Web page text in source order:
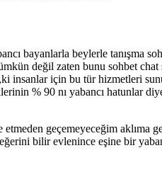
bayanlarla beylerle tanışma
değil zaten bunu sohbet
insanlar için bu tür hizmetleri
% 90 nı yabancı hatunlar
etmeden geçemeyeceğim
bilir evlenince eşine bir